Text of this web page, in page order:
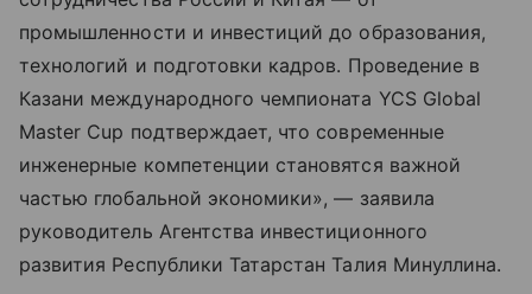
промышленности и инвестиций до образования,
технологий и подготовки кадров. Проведение в
Казани международного чемпионата YCS Global
Master Cup подтверждает, что современные
инженерные компетенции становятся важной
частью глобальной экономики», — заявила
руководитель Агентства инвестиционного
развития Республики Татарстан Талия Минуллина.